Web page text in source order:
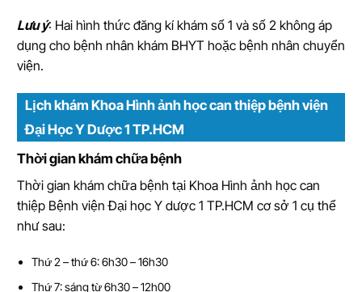
Lưu ý: Hai hình thức đăng kí khám số 1 và số 2 không áp
dụng cho bệnh nhân khám BHYT hoặc bệnh nhân chuyển
viện.
Lịch khám Khoa Hình ảnh học can thiệp bệnh viện
Đại Học Y Dược 1 TP.HCM
Thời gian khám chữa bệnh
Thời gian khám chữa bệnh tại Khoa Hình ảnh học can
thiệp Bệnh viện Đại học Y dược 1 TP.HCM cơ sở 1 cụ thể
như sau:
Thứ 2 – thứ 6: 6h30 – 16h30
Thứ 7: sáng từ 6h30 – 12h00